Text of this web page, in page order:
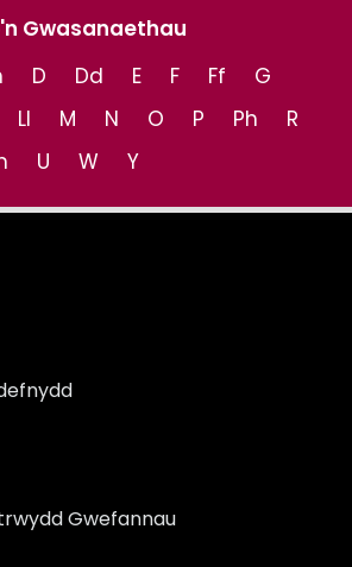
Gwasanaethau
D Dd E F Ff
G
Ll M N O P Ph
R
U W Y
Gwefannau